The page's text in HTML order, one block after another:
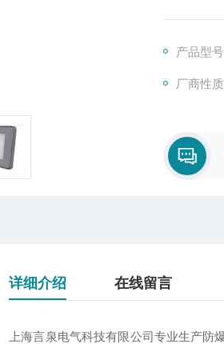
产品型号
厂商性
详细介绍 在线留言
上海言泉电气科技有限公司专业生产